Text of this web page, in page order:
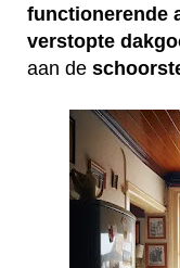
functionerende
verstopte
aan de